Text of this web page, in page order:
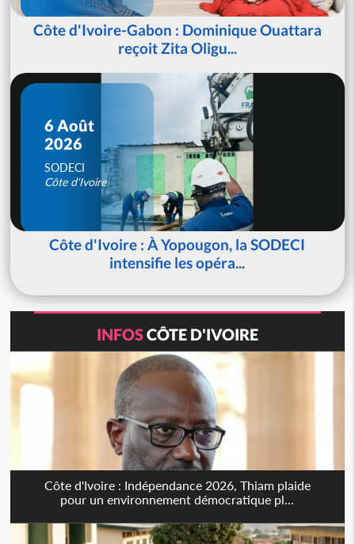
Côte d'Ivoire-Gabon : Dominique Ouattara
reçoit Zita Oligu...
6 Août
2026
SODECI
Côte d'Ivoire
Côte d'Ivoire : À Yopougon, la SODECI
intensifie les opéra...
INFOSCÔTE D'IVOIRE
Côte d'Ivoire : Indépendance 2026, Thiam plaide
pour un environnement démocratique pl...